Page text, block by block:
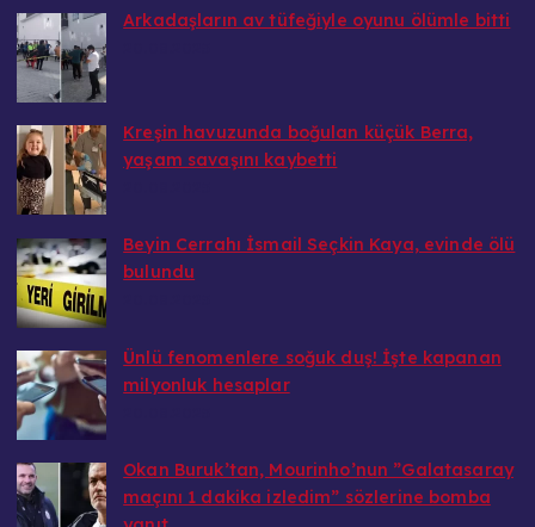
Arkadaşların av tüfeğiyle oyunu ölümle bitti
Kreşin havuzunda boğulan küçük Berra,
yaşam savaşını kaybetti
Beyin Cerrahı İsmail Seçkin Kaya, evinde ölü
bulundu
Ünlü fenomenlere soğuk duş! İşte kapanan
milyonluk hesaplar
Okan Buruk’tan, Mourinho’nun ”Galatasaray
maçını 1 dakika izledim” sözlerine bomba